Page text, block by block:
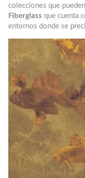
colecciones que
Fiberglass que cuenta
entornos donde se